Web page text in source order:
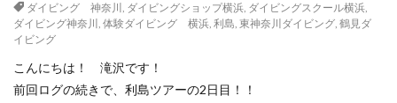
ダイビング 神奈川 , ダイビングショップ横浜, ダイビングスクール横浜,
ダイビング神奈川 , 体験ダイビング 横浜, 利島, 東神奈川ダイビング, 鶴見ダ
イビング
こんにちは！ 滝沢です！
前回ログの続きで、利島ツアーの2日目！！